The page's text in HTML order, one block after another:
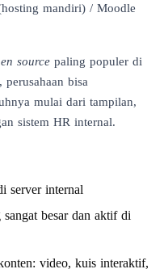
mandiri) / Moodle
source paling populer di
bisa
mulai dari tampilan,
sistem HR internal.
server internal
besar dan aktif di
video, kuis interaktif,